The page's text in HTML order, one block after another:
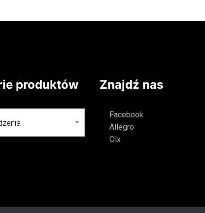
produktów Znajdź nas
Facebook
Allegro
Olx